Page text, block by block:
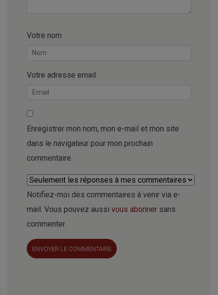
Votre nom
Votre adresse email
Enregistrer mon nom, mon e-mail et mon site
dans le navigateur pour mon prochain
commentaire.
Notifiez-moi des commentaires à venir via e-
mail. Vous pouvez aussi vous abonner sans
commenter.
ENVOYER LE COMMENTAIRE